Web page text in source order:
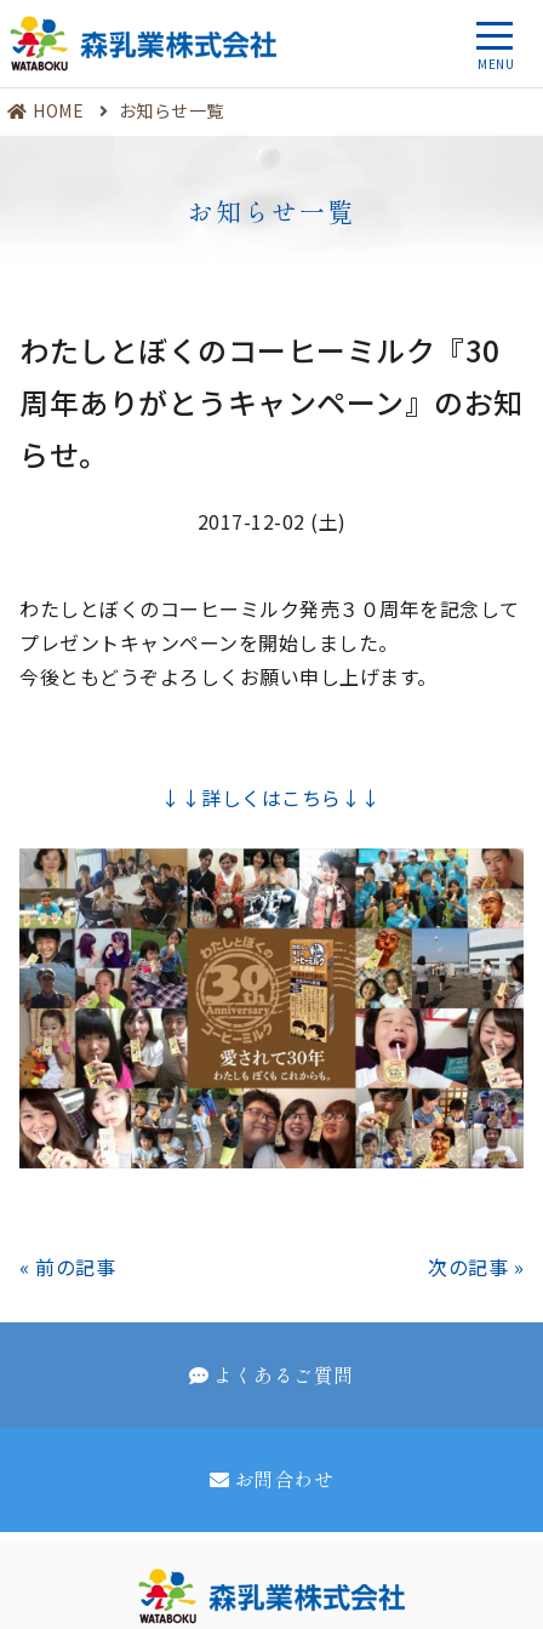
HOME お知らせ一覧
お知らせ一覧
わたしとぼくのコーヒーミルク『30
周年ありがとうキャンペーン』のお知
らせ。
2017-12-02 (土)
わたしとぼくのコーヒーミルク発売３０周年を記念して
プレゼントキャンペーンを開始しました。
今後ともどうぞよろしくお願い申し上げます。
↓↓詳しくはこちら↓↓
« 前の記事 次の記事 »
よくあるご質問
お問合わせ